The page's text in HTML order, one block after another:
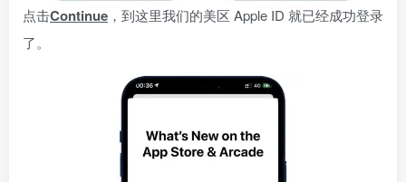
点击Continue ，到这里我们的美区 Apple ID 就已经成功登录
了。